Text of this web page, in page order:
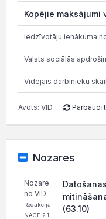
Kopējie maksājumi
Iedzīvotāju ienākuma
Valsts sociālās
Vidējais darbinieku
Avots: VID
Nozares
Nozare
no VID
Redakcija
NACE 2.1
(63.10)